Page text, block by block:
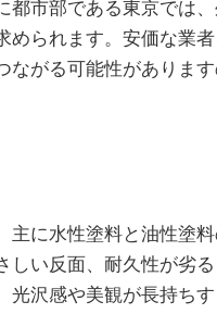
都市部である東京では
められます。安価な業
ながる可能性がありま
主に水性塗料と油性塗
しい反面、耐久性が劣
光沢感や美観が長持ち